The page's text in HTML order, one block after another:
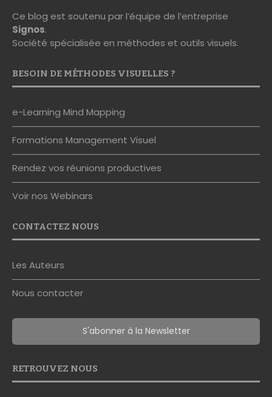
Ce blog est soutenu par l’équipe de l’entreprise
Signos.
Société spécialisée en méthodes et outils visuels.
BESOIN DE MÉTHODES VISUELLES ?
e-Learning Mind Mapping
Formations Management Visuel
Rendez vos réunions productives
Voir nos Webinars
CONTACTEZ NOUS
Les Auteurs
Nous contacter
S'abonner à la Newsletter
RETROUVEZ NOUS